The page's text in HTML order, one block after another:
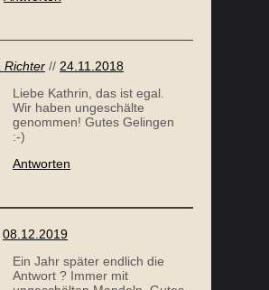
Richter // 24.11.2018
Liebe Kathrin, das ist egal.
Wir haben ungeschälte
genommen! Gutes Gelingen
:-)
Antworten
08.12.2019
Ein Jahr später endlich die
Antwort ? Immer mit